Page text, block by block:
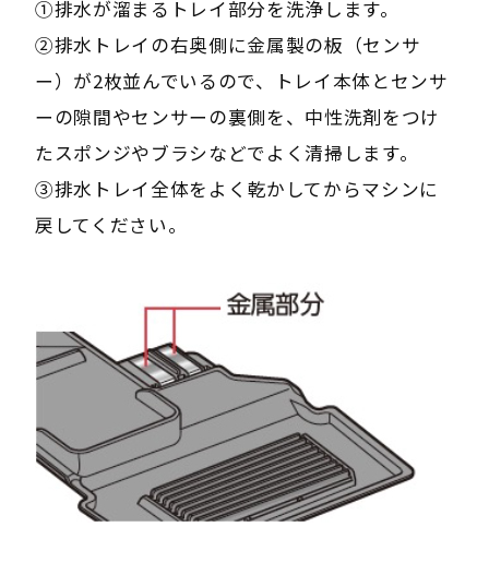
①排水が溜まるトレイ部分を洗浄します。
②排水トレイの右奥側に金属製の板（センサ
ー）が2枚並んでいるので、トレイ本体とセンサ
ーの隙間やセンサーの裏側を、中性洗剤をつけ
たスポンジやブラシなどでよく清掃します。
③排水トレイ全体をよく乾かしてからマシンに
戻してください。